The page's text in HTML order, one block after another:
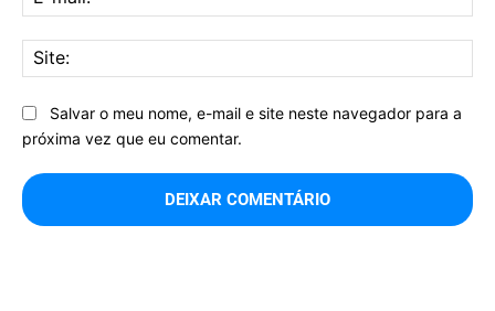
Salvar o meu nome, e-mail e site neste navegador para a
próxima vez que eu comentar.